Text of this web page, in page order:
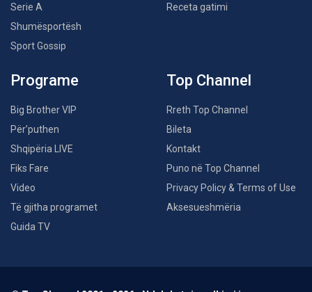
Serie A
Shumësportësh
Sport Gossip
Receta gatimi
Programe
Big Brother VIP
Për’puthen
Shqipëria LIVE
Fiks Fare
Video
Të gjitha programet
Guida TV
Top Channel
Rreth Top Channel
Bileta
Kontakt
Puno në Top Channel
Privacy Policy & Terms of Use
Aksesueshmëria